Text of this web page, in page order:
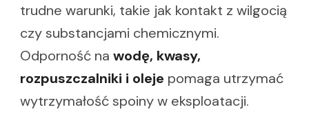
trudne warunki, takie jak kontakt z wilgocią
czy substancjami chemicznymi.
Odporność na wodę, kwasy,
rozpuszczalniki i oleje pomaga utrzymać
wytrzymałość spoiny w eksploatacji.